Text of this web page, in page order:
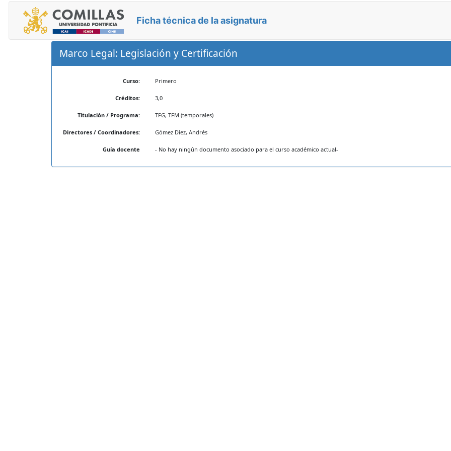
Ficha técnica de la asignatura
Marco Legal: Legislación y Certificación
Curso: Primero
Créditos: 3,0
Titulación / Programa: TFG, TFM (temporales)
Directores / Coordinadores: Gómez Díez, Andrés
Guía docente - No hay ningún documento asociado para el curso académico actual-